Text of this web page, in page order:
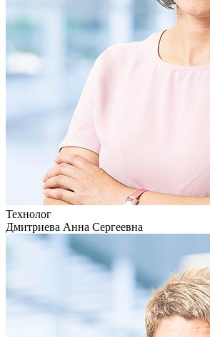
Технолог
Дмитриева Анна Сергеевна